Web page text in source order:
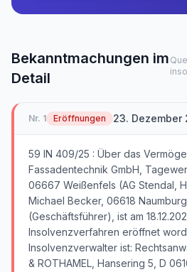
Bekanntmachungen im
Detail
Nr. 1 Eröffnungen 23. Dezember
59 IN 409/25 : Über das
Fassadentechnik GmbH,
06667 Weißenfels (AG Stendal,
Michael Becker, 06618 Naumburg
(Geschäftsführer), ist am
Insolvenzverfahren eröffnet
Insolvenzverwalter ist:
& ROTHAMEL, Hansering 5, D